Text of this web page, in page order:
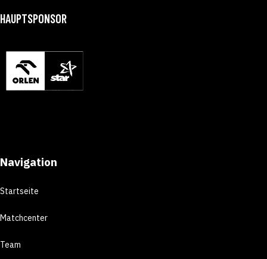
HAUPTSPONSOR
Navigation
Startseite
Matchcenter
Team